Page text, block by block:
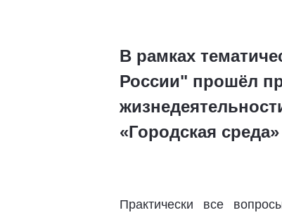
В рамках
России" прошёл
«Городская
Практически все